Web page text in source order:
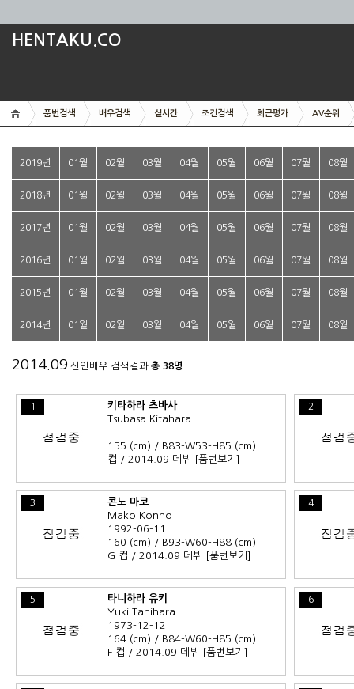
HENTAKU.CO
품번검색 배우검색 실시간 조건검색 최근평가 AV순위
2019년 01월 02월 03월 04월 05월 06월 07월 08월
2018년 01월 02월 03월 04월 05월 06월 07월 08월
2017년 01월 02월 03월 04월 05월 06월 07월 08월
2016년 01월 02월 03월 04월 05월 06월 07월 08월
2015년 01월 02월 03월 04월 05월 06월 07월 08월
2014년 01월 02월 03월 04월 05월 06월 07월 08월
2014.09 신인배우 검색결과 총 38명
1
키타하라 츠바사
Tsubasa Kitahara
155 (cm) / B83-W53-H85 (cm)
컵 / 2014.09 데뷔
[품번보기]
2
3
콘노 마코
Mako Konno
1992-06-11
160 (cm) / B93-W60-H88 (cm)
G 컵 / 2014.09 데뷔
[품번보기]
4
5
타니하라 유키
Yuki Tanihara
1973-12-12
164 (cm) / B84-W60-H85 (cm)
F 컵 / 2014.09 데뷔
[품번보기]
6